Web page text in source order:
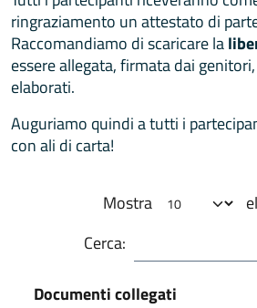
ringraziamento un attestato di
Raccomandiamo di scaricare la
essere allegata, firmata dai
elaborati.
Auguriamo quindi a tutti i
con ali di carta!
Mostra
Cerca:
Documenti collegati